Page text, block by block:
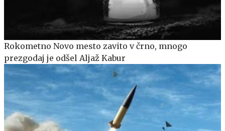
Rokometno Novo mesto zavito v črno, mnogo
prezgodaj je odšel Aljaž Kabur